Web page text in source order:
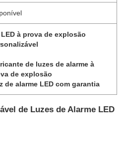
à prova de explosão
de luzes de alarme à
de explosão
de alarme LED com garantia
de Luzes de Alarme LED